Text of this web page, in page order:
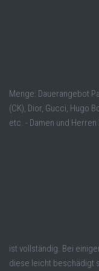
Menge: Dauerangebot
(CK), Dior, Gucci, Hugo
etc. - Damen und
ist vollständig. Bei
diese leicht beschädigt